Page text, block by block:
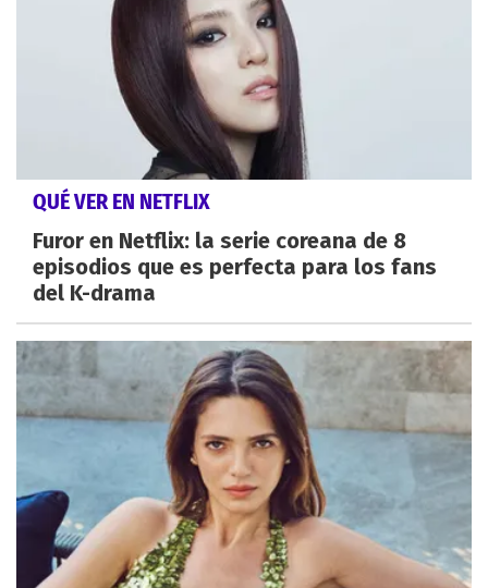
QUÉ VER EN NETFLIX
Furor en Netflix: la serie coreana de 8
episodios que es perfecta para los fans
del K-drama